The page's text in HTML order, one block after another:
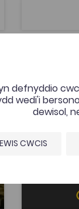
Tagiau
â
defnyddio
wedi'i
dewisol,
CWCIS